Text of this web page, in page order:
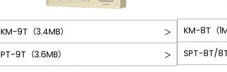
KM-9T（3.4MB）
PT-9T（3.6MB）
KM-8T（
SPT-8T/